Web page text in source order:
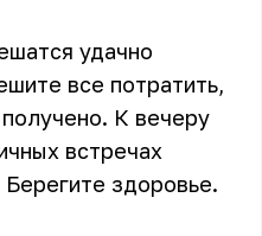
удачно
все потратить,
К вечеру
встречах
здоровье.